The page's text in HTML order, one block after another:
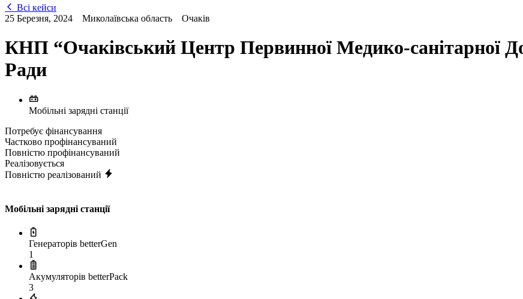
Всі кейси
25 Березня, 2024
Миколаївська область Очаків
КНП “Очаківський Центр Первинної Медико-санітарної
Ради
Мобільні зарядні станції
Потребує фінансування
Частково профінансуваний
Повністю профінансуваний
Реалізовується
Повністю реалізований
Мобільні зарядні станції
Генераторів betterGen
1
Акумуляторів betterPack
3